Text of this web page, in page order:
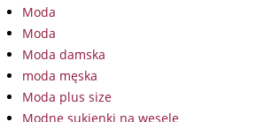
Moda
Moda
Moda damska
moda męska
Moda plus size
Modne sukienki na wesele